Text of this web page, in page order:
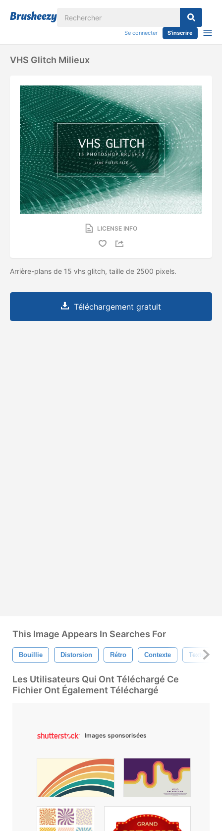
Se connecter S'inscrire
VHS Glitch Milieux
LICENSE INFO
Arrière-plans de 15 vhs glitch, taille de 2500 pixels.
Téléchargement gratuit
This Image Appears In Searches For
Bouillie Distorsion Rétro Contexte Texture
Les Utilisateurs Qui Ont Téléchargé Ce
Fichier Ont Également Téléchargé
Images sponsorisées